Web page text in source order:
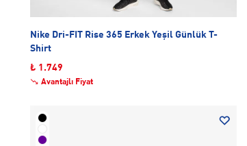
Nike Dri-FIT Rise 365 Erkek Yeşil Günlük T-
Shirt
₺ 1.749
Avantajlı Fiyat